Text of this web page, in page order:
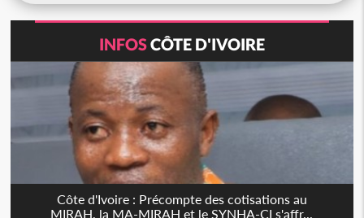
INFOSCÔTE D'IVOIRE
Côte d'Ivoire : Précompte des cotisations au
MIRAH, la MA-MIRAH et le SYNHA-CI s'affr...